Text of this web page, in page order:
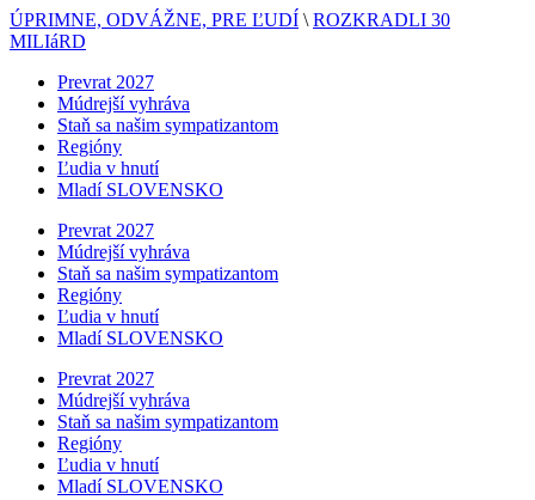
ÚPRIMNE, ODVÁŽNE, PRE ĽUDÍ \ ROZKRADLI 30
MILIáRD
Prevrat 2027
Múdrejší vyhráva
Staň sa našim sympatizantom
Regióny
Ľudia v hnutí
Mladí SLOVENSKO
Prevrat 2027
Múdrejší vyhráva
Staň sa našim sympatizantom
Regióny
Ľudia v hnutí
Mladí SLOVENSKO
Prevrat 2027
Múdrejší vyhráva
Staň sa našim sympatizantom
Regióny
Ľudia v hnutí
Mladí SLOVENSKO